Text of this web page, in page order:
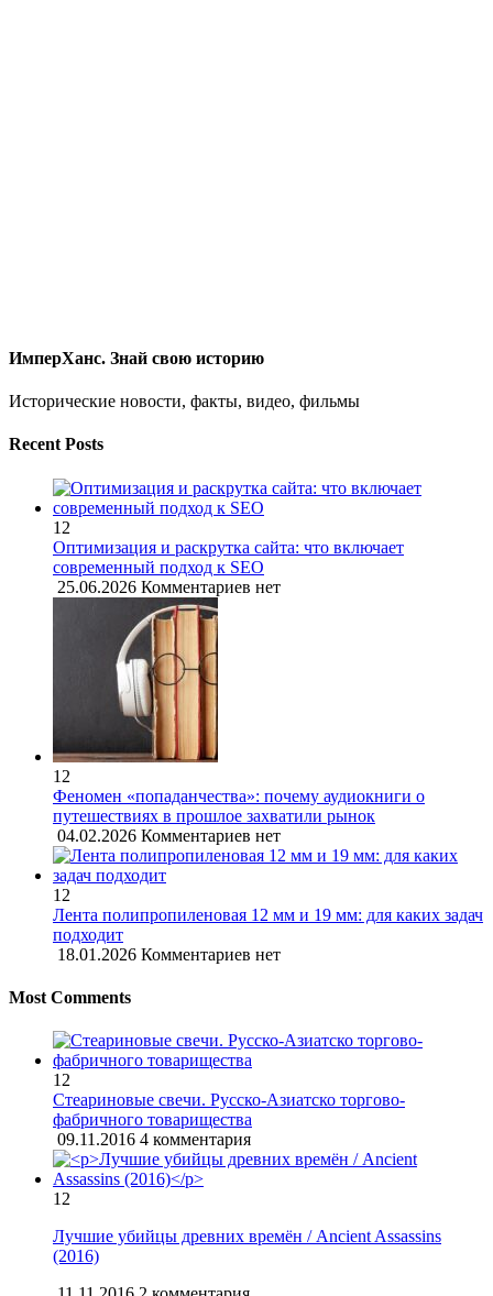
ИмперХанс. Знай свою историю
Исторические новости, факты, видео, фильмы
Recent Posts
12
Оптимизация и раскрутка сайта: что включает
современный подход к SEO
25.06.2026 Комментариев нет
12
Феномен «попаданчества»: почему аудиокниги о
путешествиях в прошлое захватили рынок
04.02.2026 Комментариев нет
12
Лента полипропиленовая 12 мм и 19 мм: для каких задач
подходит
18.01.2026 Комментариев нет
Most Comments
12
Стеариновые свечи. Русско-Азиатско торгово-
фабричного товарищества
09.11.2016 4 комментария
12
Лучшие убийцы древних времён / Ancient Assassins
(2016)